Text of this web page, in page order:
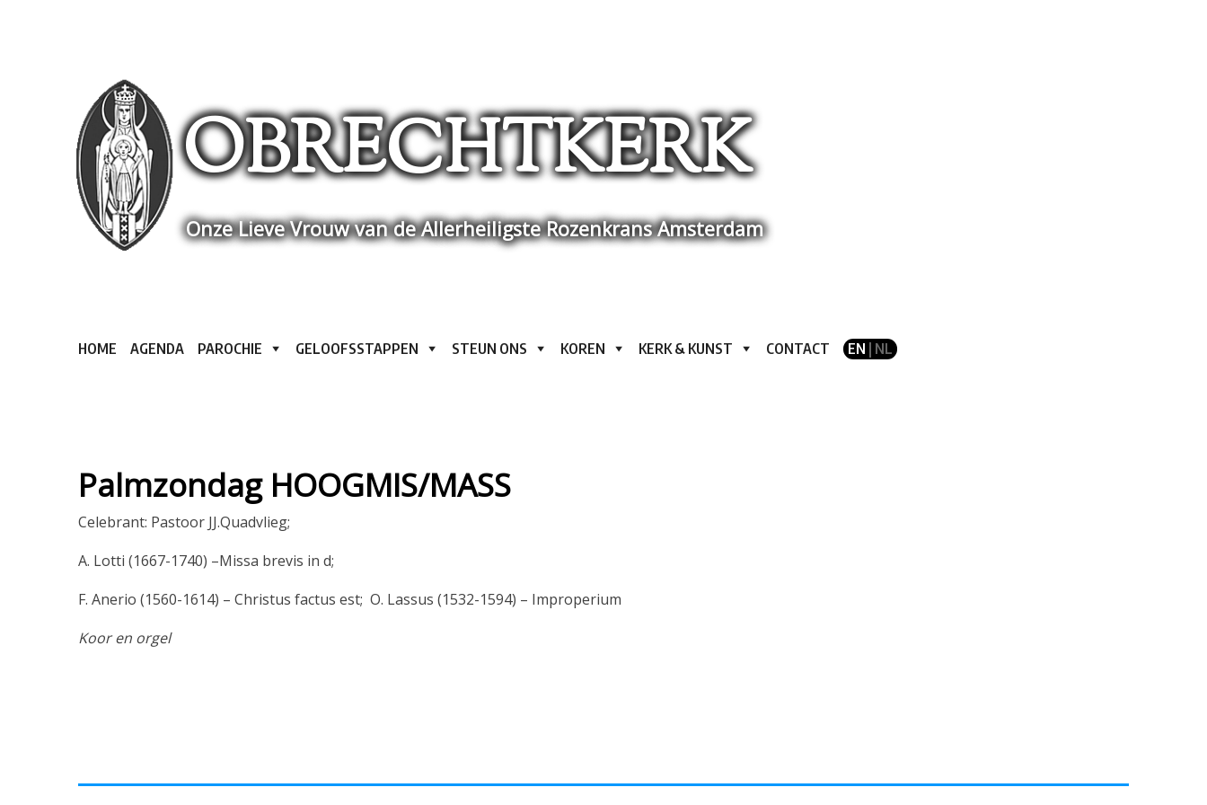
OBRECHTKERK
Onze Lieve Vrouw van de Allerheiligste Rozenkrans Amsterdam
HOME AGENDA PAROCHIE GELOOFSSTAPPEN STEUN ONS KOREN KERK & KUNST CONTACT EN | NL
Palmzondag HOOGMIS/MASS
Celebrant: Pastoor JJ.Quadvlieg;
A. Lotti (1667-1740) –Missa brevis in d;
F. Anerio (1560-1614) – Christus factus est; O. Lassus (1532-1594) – Improperium
Koor en orgel